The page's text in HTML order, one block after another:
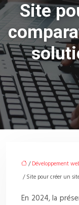
Site
/Développement
/ Site pour créer un
En 2024, la